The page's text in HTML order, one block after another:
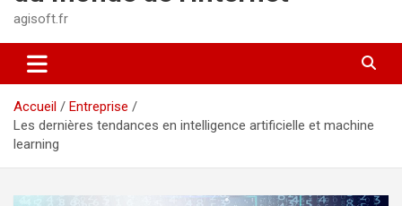
agisoft.fr
Accueil
Entreprise
Les dernières tendances en intelligence artificielle et machine
learning